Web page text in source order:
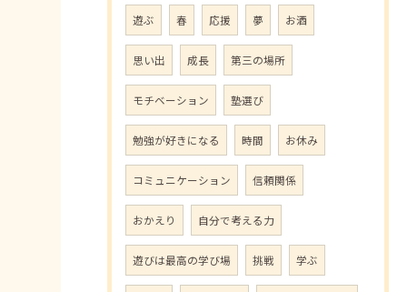
遊ぶ 春 応援 夢 お酒
思い出 成長 第三の場所
モチベーション 塾選び
勉強が好きになる 時間 お休み
コミュニケーション 信頼関係
おかえり 自分で考える力
遊びは最高の学び場 挑戦 学ぶ